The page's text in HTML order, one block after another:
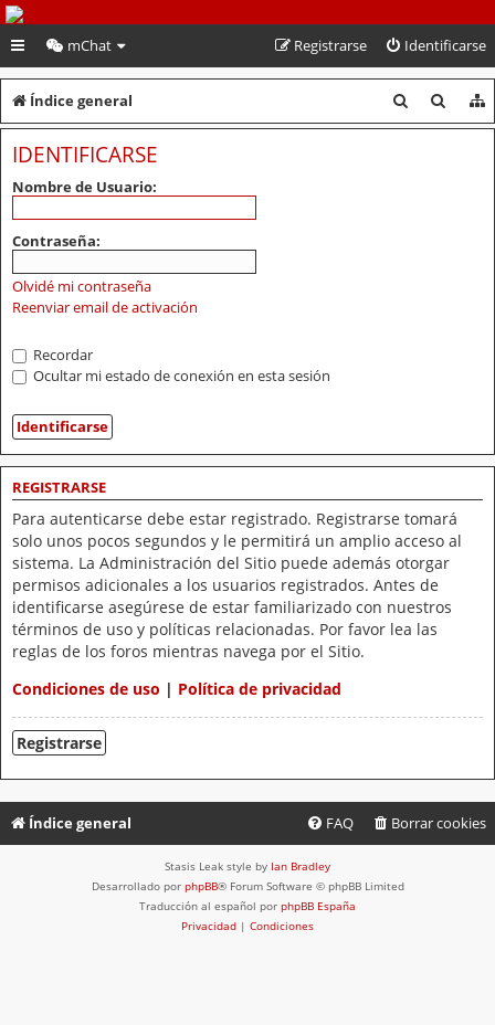
PeruVoley.com
mChat Identificarse
Registrarse
Índice general
u
u
IDENTIFICARSE
Nombre de Usuario:
Contraseña:
Olvidé mi contraseña
Reenviar email de activación
Recordar
Ocultar mi estado de conexión en esta sesión
REGISTRARSE
Para autenticarse debe estar registrado. Registrarse tomará
solo unos pocos segundos y le permitirá un amplio acceso al
sistema. La Administración del Sitio puede además otorgar
permisos adicionales a los usuarios registrados. Antes de
identificarse asegúrese de estar familiarizado con nuestros
términos de uso y políticas relacionadas. Por favor lea las
reglas de los foros mientras navega por el Sitio.
Condiciones de uso | Política de privacidad
Registrarse
Índice general Borrar cookies
FAQ
Stasis Leak style by Ian Bradley
Desarrollado por phpBB® Forum Software © phpBB Limited
Traducción al español por phpBB España
Privacidad | Condiciones